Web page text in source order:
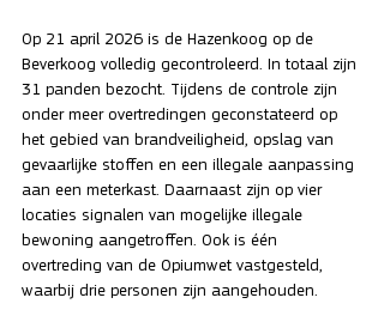
Op 21 april 2026 is de Hazenkoog op de
Beverkoog volledig gecontroleerd. In totaal zijn
31 panden bezocht. Tijdens de controle zijn
onder meer overtredingen geconstateerd op
het gebied van brandveiligheid, opslag van
gevaarlijke stoffen en een illegale aanpassing
aan een meterkast. Daarnaast zijn op vier
locaties signalen van mogelijke illegale
bewoning aangetroffen. Ook is één
overtreding van de Opiumwet vastgesteld,
waarbij drie personen zijn aangehouden.